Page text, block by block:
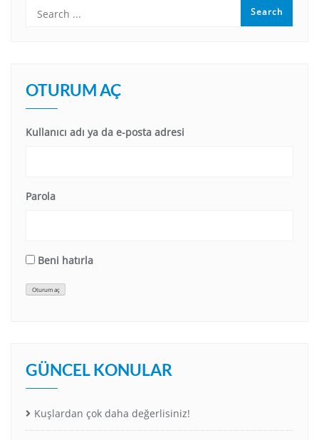
OTURUM AÇ
Kullanıcı adı ya da e-posta adresi
Parola
Beni hatırla
Oturum aç
GÜNCEL KONULAR
Kuşlardan çok daha değerlisiniz!